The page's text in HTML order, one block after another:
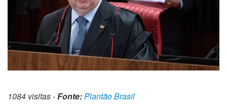
1084 visitas -Fonte:Plantão Brasil